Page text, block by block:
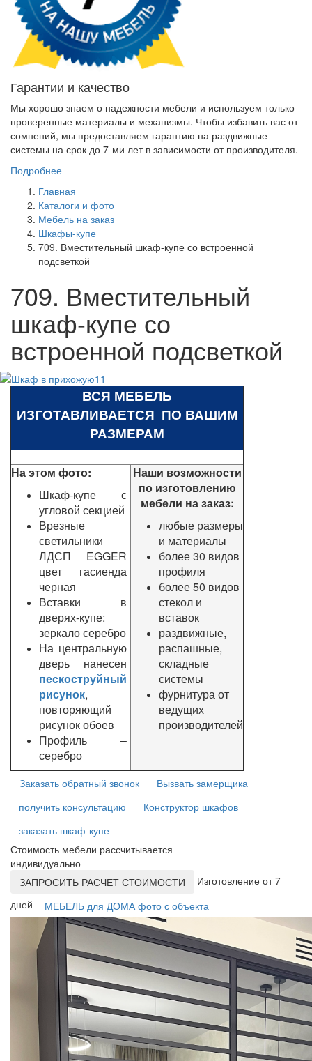
Гарантии и качество
Мы хорошо знаем о надежности мебели и используем только
проверенные материалы и механизмы. Чтобы избавить вас от
сомнений, мы предоставляем гарантию на раздвижные
системы на срок до 7-ми лет в зависимости от производителя.
Подробнее
Главная
Каталоги и фото
Мебель на заказ
Шкафы-купе
709. Вместительный шкаф-купе со встроенной
подсветкой
709. Вместительный
шкаф-купе со
встроенной подсветкой
ВСЯ МЕБЕЛЬ
ИЗГОТАВЛИВАЕТСЯ ПО ВАШИМ
РАЗМЕРАМ
На этом фото:
Шкаф-купе с
угловой секцией
Врезные
светильники
ЛДСП EGGER
цвет гасиенда
черная
Вставки в
дверях-купе:
зеркало серебро
На центральную
дверь нанесен
пескоструйный
рисунок,
повторяющий
рисунок обоев
Профиль –
серебро
Наши возможности
по изготовлению
мебели на заказ:
любые размеры
и материалы
более 30 видов
профиля
более 50 видов
стекол и
вставок
раздвижные,
распашные,
складные
системы
фурнитура от
ведущих
производителей
Заказать обратный звонок
Вызвать замерщика
получить консультацию
Конструктор шкафов
заказать шкаф-купе
Стоимость мебели рассчитывается
индивидуально
ЗАПРОСИТЬ РАСЧЕТ СТОИМОСТИ
Изготовление от 7
дней
МЕБЕЛЬ для ДОМА фото с объекта